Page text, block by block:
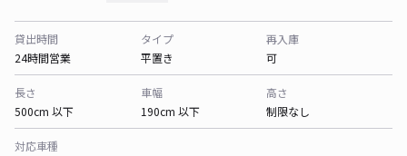
貸出時間
24時間営業
タイプ
平置き
再入庫
可
長さ
500cm 以下
車幅
190cm 以下
高さ
制限なし
対応車種